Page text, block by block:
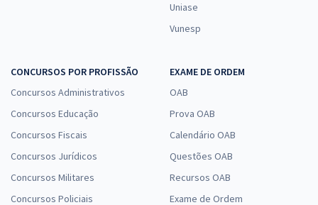
Uniase
Vunesp
CONCURSOS POR PROFISSÃO
Concursos Administrativos
Concursos Educação
Concursos Fiscais
Concursos Jurídicos
Concursos Militares
Concursos Policiais
EXAME DE ORDEM
OAB
Prova OAB
Calendário OAB
Questões OAB
Recursos OAB
Exame de Ordem